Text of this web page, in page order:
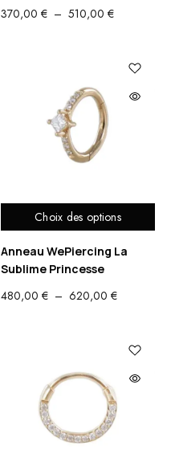
370,00 € – 510,00 €PLAGE
370,00 €
Choix des options
Anneau WePiercing La
Sublime Princesse
480,00 € – 620,00 €PLAGE
480,00 €